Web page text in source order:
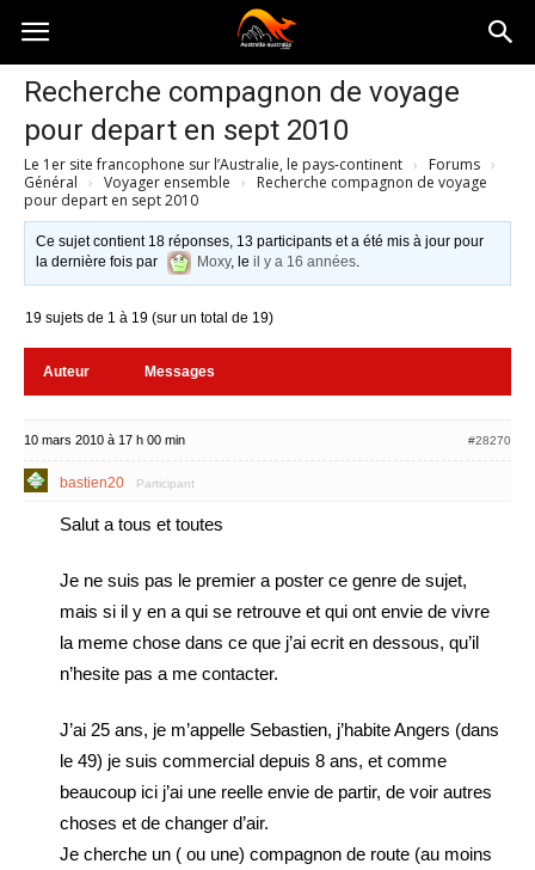
Australia-
australie.com
Recherche compagnon de voyage
pour depart en sept 2010
Le 1er site francophone sur l’Australie, le pays-continent › Forums ›
Général › Voyager ensemble ›
Recherche compagnon de voyage
pour depart en sept 2010
Ce sujet contient 18 réponses, 13 participants et a été mis à jour pour
la dernière fois par
Moxy, leil y a 16 années.
19 sujets de 1 à 19 (sur un total de 19)
Auteur Messages
10 mars 2010 à 17 h 00 min #28270
bastien20 Participant
Salut a tous et toutes
Je ne suis pas le premier a poster ce genre de sujet,
mais si il y en a qui se retrouve et qui ont envie de vivre
la meme chose dans ce que j’ai ecrit en dessous, qu’il
n’hesite pas a me contacter.
J’ai 25 ans, je m’appelle Sebastien, j’habite Angers (dans
le 49) je suis commercial depuis 8 ans, et comme
beaucoup ici j’ai une reelle envie de partir, de voir autres
choses et de changer d’air.
Je cherche un ( ou une) compagnon de route (au moins